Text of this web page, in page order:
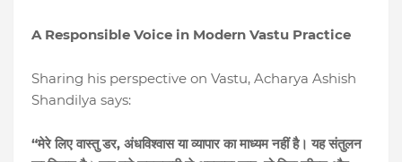
A Responsible Voice in Modern Vastu Practice
Sharing his perspective on Vastu, Acharya Ashish
Shandilya says:
“मेरे लिए वास्तु डर, अंधविश्वास या व्यापार का माध्यम नहीं है। यह संतुलन